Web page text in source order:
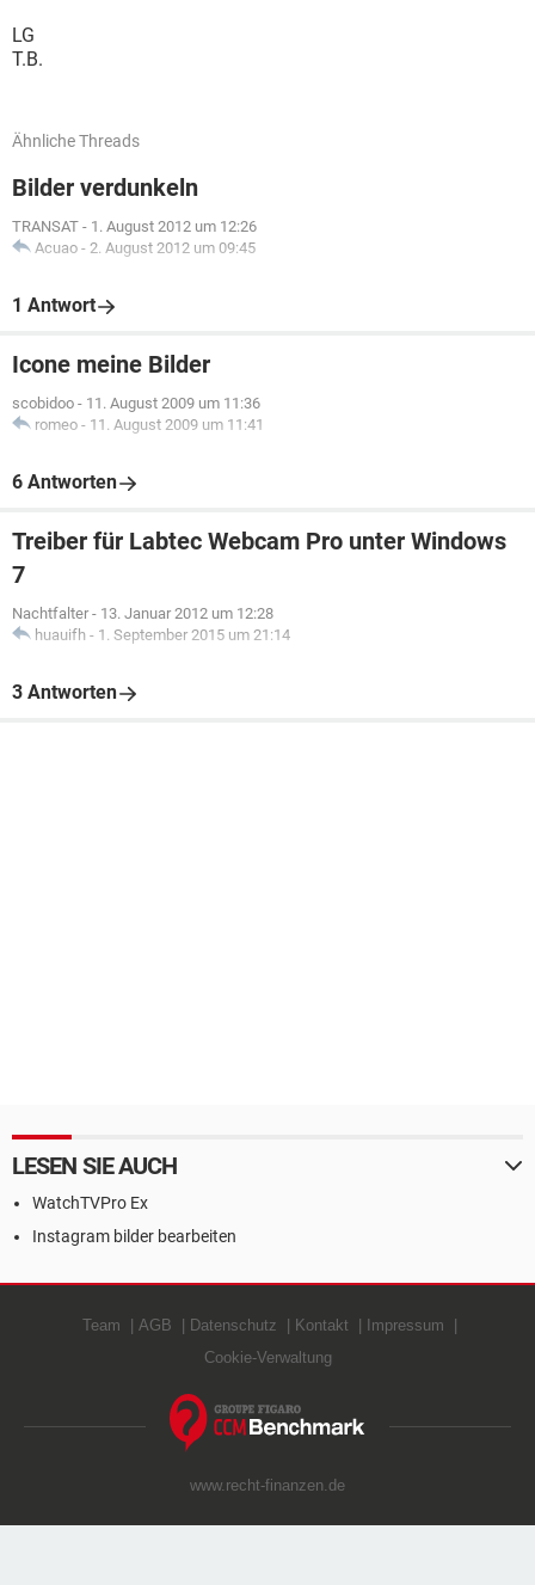
LG
T.B.
Ähnliche Threads
Bilder verdunkeln
TRANSAT - 1. August 2012 um 12:26
Acuao - 2. August 2012 um 09:45
1 Antwort
Icone meine Bilder
scobidoo - 11. August 2009 um 11:36
romeo - 11. August 2009 um 11:41
6 Antworten
Treiber für Labtec Webcam Pro unter Windows
7
Nachtfalter - 13. Januar 2012 um 12:28
huauifh - 1. September 2015 um 21:14
3 Antworten
LESEN SIE AUCH
WatchTVPro Ex
Instagram bilder bearbeiten
Team AGB Datenschutz Kontakt
Impressum
Cookie-Verwaltung
www.recht-finanzen.de